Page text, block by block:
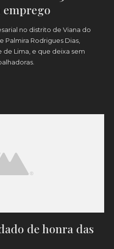
emprego
no distrito de Viana do
Palmira Rodrigues Dias,
de Lima, e que deixa sem
de honra das